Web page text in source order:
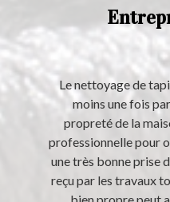
Le nettoyage de
moins une fois
propreté de la
professionnelle pour
une très bonne prise
reçu par les travaux